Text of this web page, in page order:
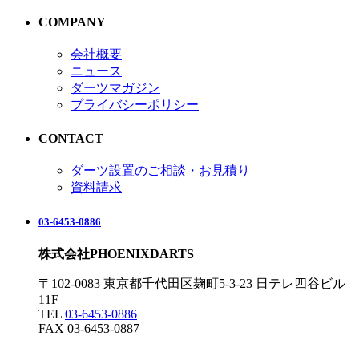
COMPANY
会社概要
ニュース
ダーツマガジン
プライバシーポリシー
CONTACT
ダーツ設置のご相談・お見積り
資料請求
03-6453-0886
株式会社PHOENIXDARTS
〒102-0083 東京都千代田区麹町5-3-23 日テレ四谷ビル
11F
TEL 03-6453-0886
FAX 03-6453-0887